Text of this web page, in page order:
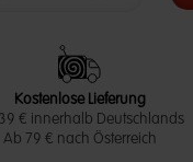
Kostenlose Lieferung
€ innerhalb Deutschlands
Ab 79 € nach Österreich